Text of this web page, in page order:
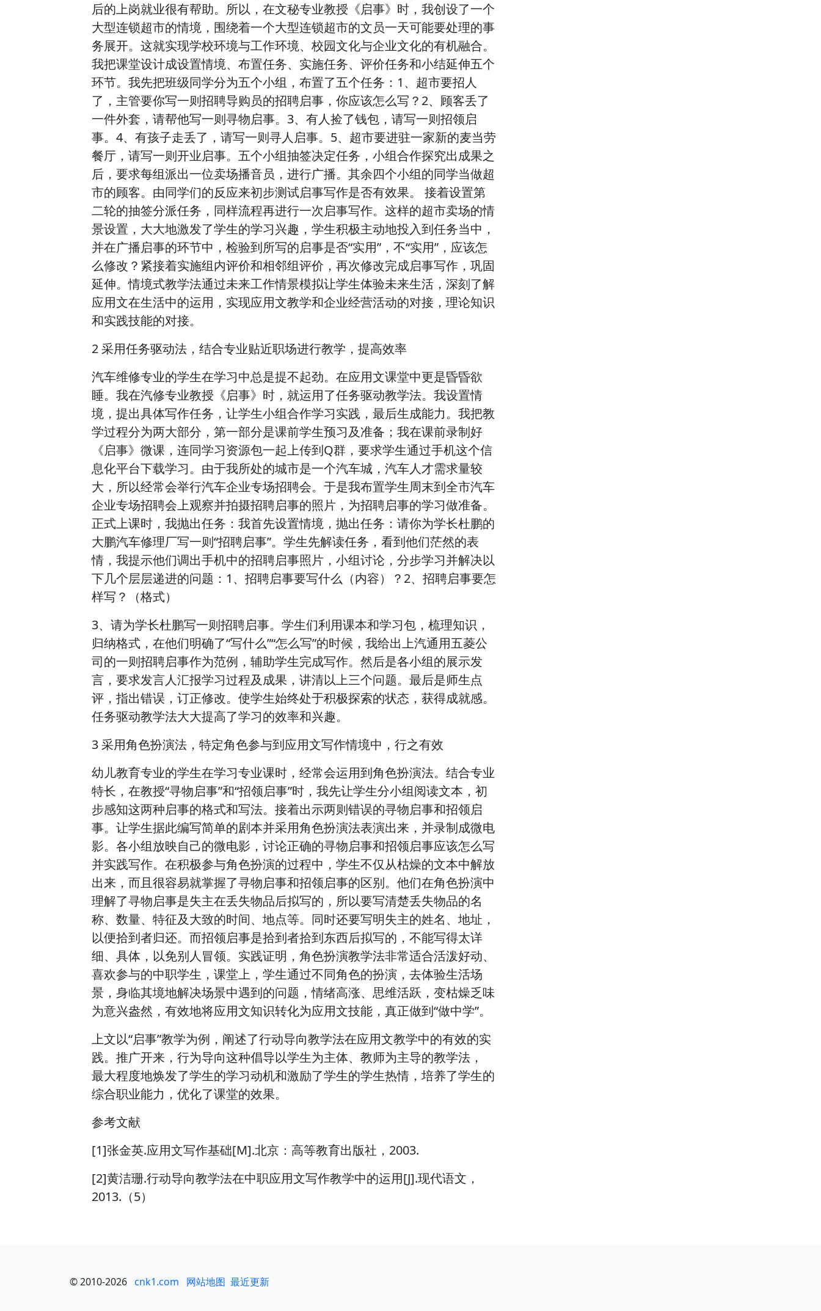
后的上岗就业很有帮助。所以，在文秘专业教授《启事》时，我创设了一个
大型连锁超市的情境，围绕着一个大型连锁超市的文员一天可能要处理的事
务展开。这就实现学校环境与工作环境、校园文化与企业文化的有机融合。
我把课堂设计成设置情境、布置任务、实施任务、评价任务和小结延伸五个
环节。我先把班级同学分为五个小组，布置了五个任务：1、超市要招人
了，主管要你写一则招聘导购员的招聘启事，你应该怎么写？2、顾客丢了
一件外套，请帮他写一则寻物启事。3、有人捡了钱包，请写一则招领启
事。4、有孩子走丢了，请写一则寻人启事。5、超市要进驻一家新的麦当劳
餐厅，请写一则开业启事。五个小组抽签决定任务，小组合作探究出成果之
后，要求每组派出一位卖场播音员，进行广播。其余四个小组的同学当做超
市的顾客。由同学们的反应来初步测试启事写作是否有效果。 接着设置第
二轮的抽签分派任务，同样流程再进行一次启事写作。这样的超市卖场的情
景设置，大大地激发了学生的学习兴趣，学生积极主动地投入到任务当中，
并在广播启事的环节中，检验到所写的启事是否“实用”，不“实用”，应该怎
么修改？紧接着实施组内评价和相邻组评价，再次修改完成启事写作，巩固
延伸。情境式教学法通过未来工作情景模拟让学生体验未来生活，深刻了解
应用文在生活中的运用，实现应用文教学和企业经营活动的对接，理论知识
和实践技能的对接。
2 采用任务驱动法，结合专业贴近职场进行教学，提高效率
汽车维修专业的学生在学习中总是提不起劲。在应用文课堂中更是昏昏欲
睡。我在汽修专业教授《启事》时，就运用了任务驱动教学法。我设置情
境，提出具体写作任务，让学生小组合作学习实践，最后生成能力。我把教
学过程分为两大部分，第一部分是课前学生预习及准备；我在课前录制好
《启事》微课，连同学习资源包一起上传到Q群，要求学生通过手机这个信
息化平台下载学习。由于我所处的城市是一个汽车城，汽车人才需求量较
大，所以经常会举行汽车企业专场招聘会。于是我布置学生周末到全市汽车
企业专场招聘会上观察并拍摄招聘启事的照片，为招聘启事的学习做准备。
正式上课时，我抛出任务：我首先设置情境，抛出任务：请你为学长杜鹏的
大鹏汽车修理厂写一则“招聘启事”。学生先解读任务，看到他们茫然的表
情，我提示他们调出手机中的招聘启事照片，小组讨论，分步学习并解决以
下几个层层递进的问题：1、招聘启事要写什么（内容）？2、招聘启事要怎
样写？（格式）
3、请为学长杜鹏写一则招聘启事。学生们利用课本和学习包，梳理知识，
归纳格式，在他们明确了“写什么”“怎么写”的时候，我给出上汽通用五菱公
司的一则招聘启事作为范例，辅助学生完成写作。然后是各小组的展示发
言，要求发言人汇报学习过程及成果，讲清以上三个问题。最后是师生点
评，指出错误，订正修改。使学生始终处于积极探索的状态，获得成就感。
任务驱动教学法大大提高了学习的效率和兴趣。
3 采用角色扮演法，特定角色参与到应用文写作情境中，行之有效
幼儿教育专业的学生在学习专业课时，经常会运用到角色扮演法。结合专业
特长，在教授“寻物启事”和“招领启事”时，我先让学生分小组阅读文本，初
步感知这两种启事的格式和写法。接着出示两则错误的寻物启事和招领启
事。让学生据此编写简单的剧本并采用角色扮演法表演出来，并录制成微电
影。各小组放映自己的微电影，讨论正确的寻物启事和招领启事应该怎么写
并实践写作。在积极参与角色扮演的过程中，学生不仅从枯燥的文本中解放
出来，而且很容易就掌握了寻物启事和招领启事的区别。他们在角色扮演中
理解了寻物启事是失主在丢失物品后拟写的，所以要写清楚丢失物品的名
称、数量、特征及大致的时间、地点等。同时还要写明失主的姓名、地址，
以便拾到者归还。而招领启事是拾到者拾到东西后拟写的，不能写得太详
细、具体，以免别人冒领。实践证明，角色扮演教学法非常适合活泼好动、
喜欢参与的中职学生，课堂上，学生通过不同角色的扮演，去体验生活场
景，身临其境地解决场景中遇到的问题，情绪高涨、思维活跃，变枯燥乏味
为意兴盎然，有效地将应用文知识转化为应用文技能，真正做到“做中学”。
上文以“启事”教学为例，阐述了行动导向教学法在应用文教学中的有效的实
践。推广开来，行为导向这种倡导以学生为主体、教师为主导的教学法，
最大程度地焕发了学生的学习动机和激励了学生的学生热情，培养了学生的
综合职业能力，优化了课堂的效果。
参考文献
[1]张金英.应用文写作基础[M].北京：高等教育出版社，2003.
[2]黄洁珊.行动导向教学法在中职应用文写作教学中的运用[J].现代语文，
2013.（5）
© 2010-2026 cnk1.com 网站地图 最近更新